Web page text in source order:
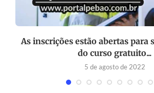
As inscrições estão abertas para
do curso gratuito...
5 de agosto de 2022